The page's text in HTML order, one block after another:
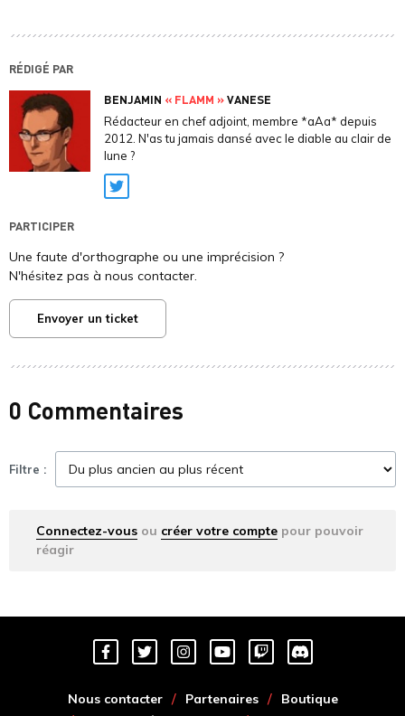
RÉDIGÉ PAR
BENJAMIN « FLAMM »VANESE
Rédacteur en chef adjoint, membre *aAa* depuis
2012. N'as tu jamais dansé avec le diable au clair de
lune ?
Twitter
PARTICIPER
Une faute d'orthographe ou une imprécision ?
N'hésitez pas à nous contacter.
Envoyer un ticket
0 Commentaires
Filtre :
Connectez-vous ou créer votre compte pour pouvoir
réagir
Nous contacter Partenaires
Boutique